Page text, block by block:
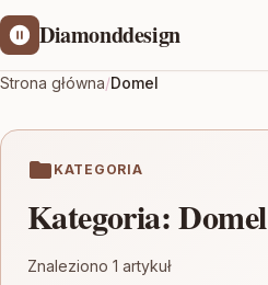
Diamonddesign
Strona główna/Domel
KATEGORIA
Kategoria:Domel
Znaleziono 1 artykuł